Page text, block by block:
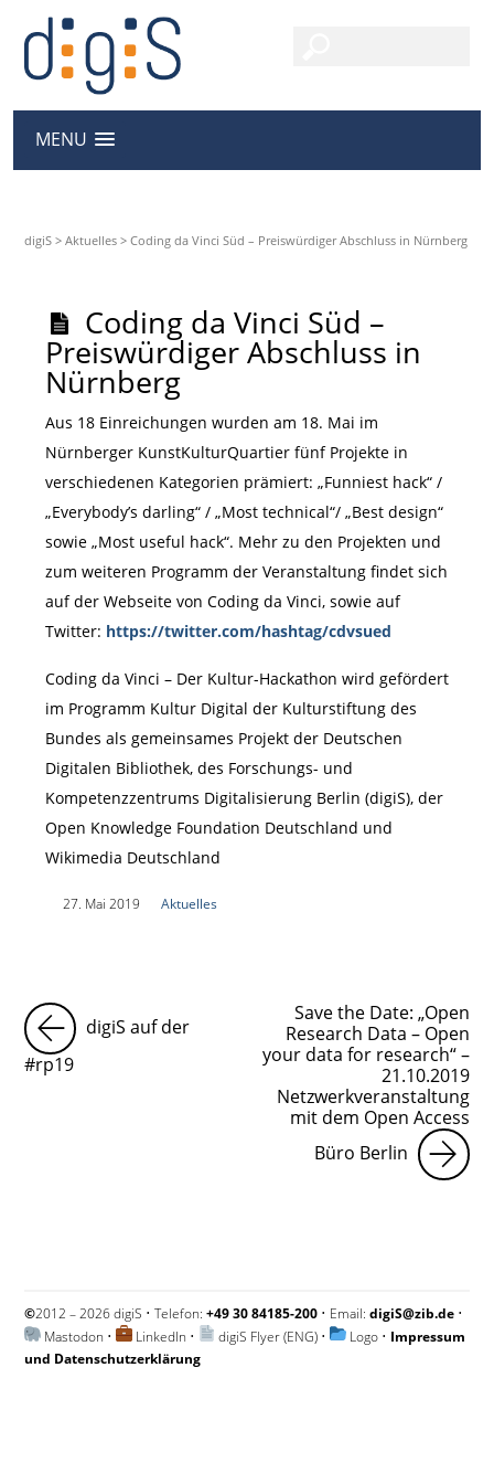
MENU
digiS >Aktuelles >Coding da Vinci Süd – Preiswürdiger Abschluss in Nürnberg
Coding da Vinci Süd –
Preiswürdiger Abschluss in
Nürnberg
Aus 18 Einreichungen wurden am 18. Mai im
Nürnberger KunstKulturQuartier fünf Projekte in
verschiedenen Kategorien prämiert: „Funniest hack“ /
„Everybody’s darling“ / „Most technical“/ „Best design“
sowie „Most useful hack“. Mehr zu den Projekten und
zum weiteren Programm der Veranstaltung findet sich
auf der Webseite von Coding da Vinci, sowie auf
Twitter: https://twitter.com/hashtag/cdvsued
Coding da Vinci – Der Kultur-Hackathon wird gefördert
im Programm Kultur Digital der Kulturstiftung des
Bundes als gemeinsames Projekt der Deutschen
Digitalen Bibliothek, des Forschungs- und
Kompetenzzentrums Digitalisierung Berlin (digiS), der
Open Knowledge Foundation Deutschland und
Wikimedia Deutschland
27. Mai 2019 Aktuelles
digiS auf der
#rp19
Save the Date: „Open
Research Data – Open
your data for research“ –
21.10.2019
Netzwerkveranstaltung
mit dem Open Access
Büro Berlin
©2012 – 2026 digiS • Telefon:+49 30 84185-200 • Email:digiS@zib.de •
Mastodon • LinkedIn • digiS Flyer (ENG) • Logo • Impressum
und Datenschutzerklärung